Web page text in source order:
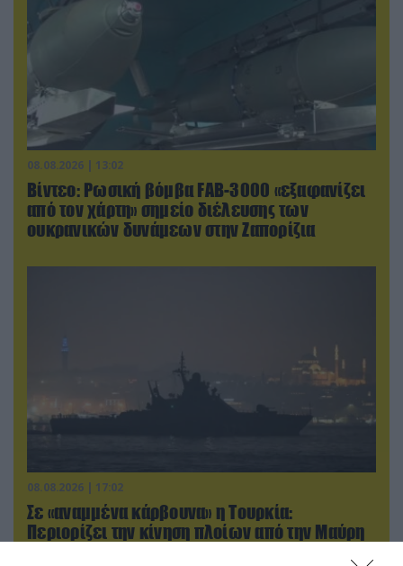
08.08.2026 | 13:02
Βίντεο: Ρωσική βόμβα FAB-3000 «εξαφανίζει
από τον χάρτη» σημείο διέλευσης των
ουκρανικών δυνάμεων στην Ζαπορίζια
08.08.2026 | 17:02
Σε «αναμμένα κάρβουνα» η Τουρκία:
Περιορίζει την κίνηση πλοίων από την Μαύρη